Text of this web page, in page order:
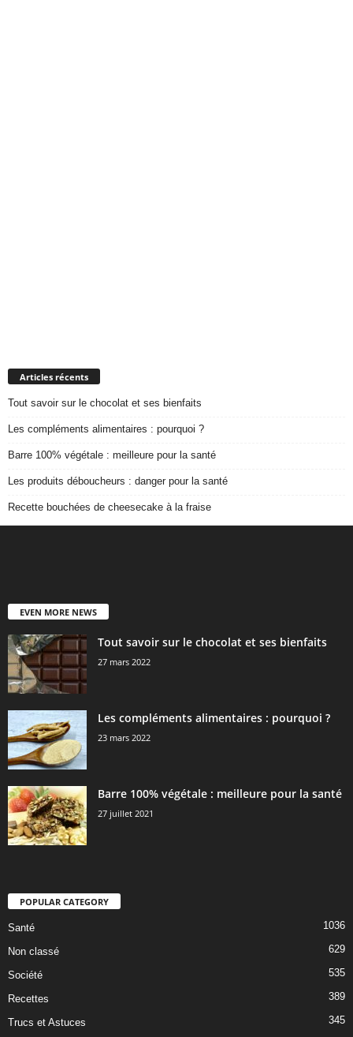
Articles récents
Tout savoir sur le chocolat et ses bienfaits
Les compléments alimentaires : pourquoi ?
Barre 100% végétale : meilleure pour la santé
Les produits déboucheurs : danger pour la santé
Recette bouchées de cheesecake à la fraise
EVEN MORE NEWS
Tout savoir sur le chocolat et ses bienfaits
27 mars 2022
Les compléments alimentaires : pourquoi ?
23 mars 2022
Barre 100% végétale : meilleure pour la santé
27 juillet 2021
POPULAR CATEGORY
Santé 1036
Non classé 629
Société 535
Recettes 389
Trucs et Astuces 345